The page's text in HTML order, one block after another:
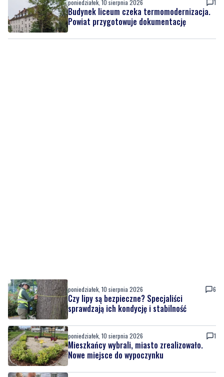
poniedziałek, 10 sierpnia 2026 1
Budynek liceum czeka termomodernizacja.
Powiat przygotowuje dokumentację
poniedziałek, 10 sierpnia 2026 6
Czy lipy są bezpieczne? Specjaliści
sprawdzają ich kondycję i stabilność
poniedziałek, 10 sierpnia 2026 1
Mieszkańcy wybrali, miasto zrealizowało.
Nowe miejsce do wypoczynku